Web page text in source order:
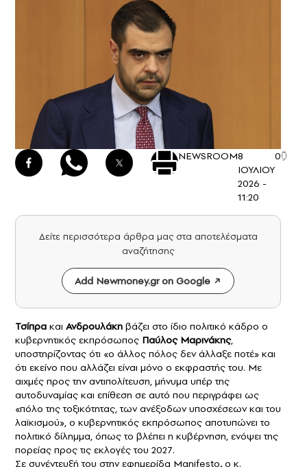
NEWSROOM8
ΙΟΥΛΙΟΥ
2026 -
11:20
0
Δείτε περισσότερα άρθρα μας στα αποτελέσματα
αναζήτησης
Add Newmoney.gr on Google
Τσίπρα και Ανδρουλάκη βάζει στο ίδιο πολιτικό κάδρο ο
κυβερνητικός εκπρόσωπος Παύλος Μαρινάκης,
υποστηρίζοντας ότι «ο άλλος πόλος δεν άλλαξε ποτέ» και
ότι εκείνο που αλλάζει είναι μόνο ο εκφραστής του. Με
αιχμές προς την αντιπολίτευση, μήνυμα υπέρ της
αυτοδυναμίας και επίθεση σε αυτό που περιγράφει ως
«πόλο της τοξικότητας, των ανέξοδων υποσχέσεων και του
λαϊκισμού», ο κυβερνητικός εκπρόσωπος αποτυπώνει το
πολιτικό δίλημμα, όπως το βλέπει η κυβέρνηση, ενόψει της
πορείας προς τις εκλογές του 2027.
Σε συνέντευξή του στην εφημερίδα Manifesto,ο κ.